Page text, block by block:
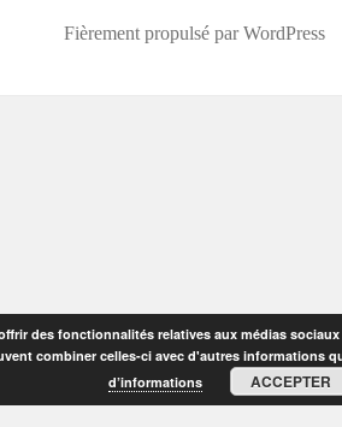
Fièrement propulsé par WordPress
des fonctionnalités relatives aux médias
combiner celles-ci avec d'autres
d’informations
ACCEPTER